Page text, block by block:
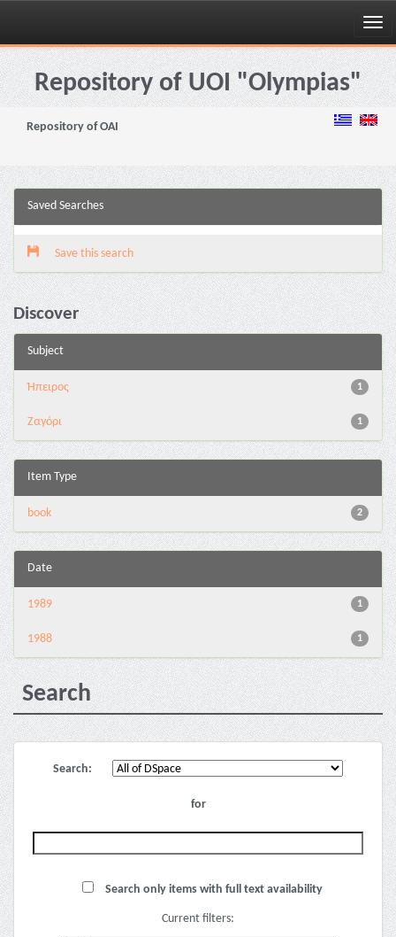
Skip
navigationRepository of UOI "Olympias"
Repository of OAI
Saved Searches
Save this search
Discover
Subject
1
Ήπειρος
1
Ζαγόρι
Item Type
2
book
Date
1
1989
1
1988
Search
Search:
for
Search only items with full text availability
Current filters: